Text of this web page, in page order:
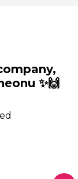
✨🙌